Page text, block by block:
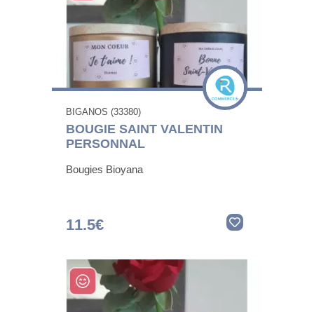
BIGANOS (33380)
BOUGIE SAINT VALENTIN
PERSONNAL
Bougies Bioyana
11.5€